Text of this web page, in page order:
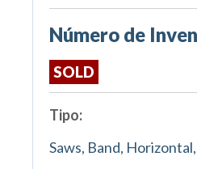
Número de
SOLD
Tipo:
Saws, Band,